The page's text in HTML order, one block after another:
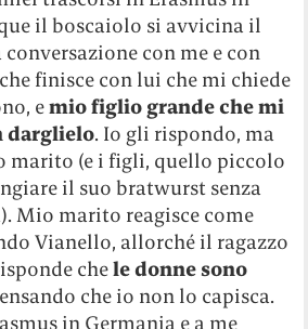
il boscaiolo si avvicina il
con me e con
finisce con lui che mi chiede
emio figlio grande che mi
darglielo. Io gli rispondo, ma
marito (e i figli, quello piccolo
il suo bratwurst senza
Mio marito reagisce come
Vianello, allorché il ragazzo
chele donne sono
che io non lo capisca.
in Germania e a me